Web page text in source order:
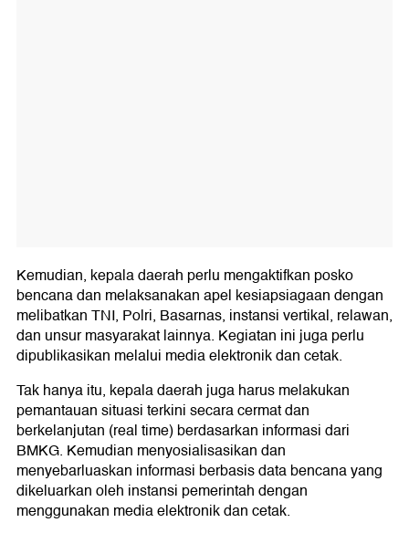
Kemudian, kepala daerah perlu mengaktifkan posko
bencana dan melaksanakan apel kesiapsiagaan dengan
melibatkan TNI, Polri, Basarnas, instansi vertikal, relawan,
dan unsur masyarakat lainnya. Kegiatan ini juga perlu
dipublikasikan melalui media elektronik dan cetak.
Tak hanya itu, kepala daerah juga harus melakukan
pemantauan situasi terkini secara cermat dan
berkelanjutan (real time) berdasarkan informasi dari
BMKG. Kemudian menyosialisasikan dan
menyebarluaskan informasi berbasis data bencana yang
dikeluarkan oleh instansi pemerintah dengan
menggunakan media elektronik dan cetak.